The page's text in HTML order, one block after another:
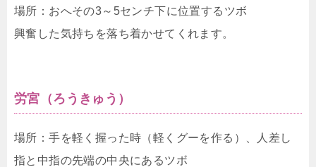
場所：おへその3～5センチ下に位置するツボ
興奮した気持ちを落ち着かせてくれます。
労宮（ろうきゅう）
場所：手を軽く握った時（軽くグーを作る）、人差し
指と中指の先端の中央にあるツボ